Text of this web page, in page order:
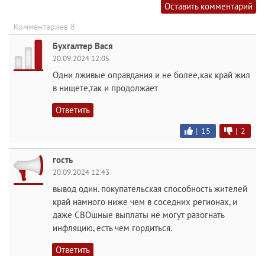
Оставить комментарий
Комментариев 8
Бухгалтер Вася
20.09.2024 12:05
Одни лживые оправдания и не более,как край жил
в нищете,так и продолжает
Ответить
| 15 | 2
гость
20.09.2024 12:43
вывод один. покупательская способность жителей
край намного ниже чем в соседних регионах, и
даже СВОшные выплаты не могут разогнать
инфляцию, есть чем гордиться.
Ответить